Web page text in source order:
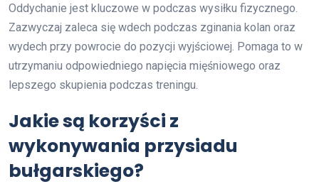
Oddychanie jest kluczowe w podczas wysiłku fizycznego.
Zazwyczaj zaleca się wdech podczas zginania kolan oraz
wydech przy powrocie do pozycji wyjściowej. Pomaga to w
utrzymaniu odpowiedniego napięcia mięśniowego oraz
lepszego skupienia podczas treningu.
Jakie są korzyści z
wykonywania przysiadu
bułgarskiego?